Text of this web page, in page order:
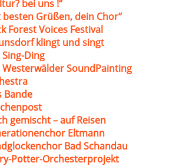
bei uns !“
besten Grüßen, dein Chor“
Forest Voices Festival
klingt und singt
Sing-Ding
Westerwälder SoundPainting
Bande
gemischt – auf Reisen
Eltmann
Bad Schandau
Potter-Orchesterprojekt